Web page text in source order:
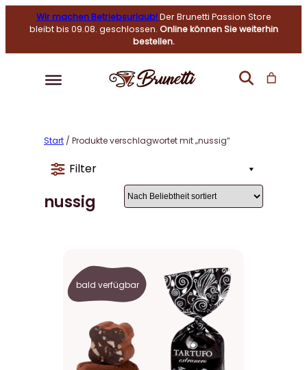
Wir machen Betriebsurlaub!Der Brunetti Passion Store
bleibt bis 09.08. geschlossen. Online können Sie weiterhin
bestellen.
Start / Produkte verschlagwortet mit „nussig“
Filter
nussig
bald verfügbar